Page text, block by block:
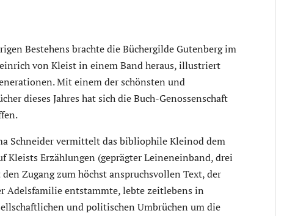
Bestehens brachte die Büchergilde Gutenberg im
von Kleist in einem Band heraus, illustriert
Mit einem der schönsten und
dieses Jahres hat sich die Buch-Genossenschaft
Schneider vermittelt das bibliophile Kleinod dem
Kleists Erzählungen (geprägter Leineneinband, drei
Zugang zum höchst anspruchsvollen Text, der
Adelsfamilie entstammte, lebte zeitlebens in
und politischen Umbrüchen um die